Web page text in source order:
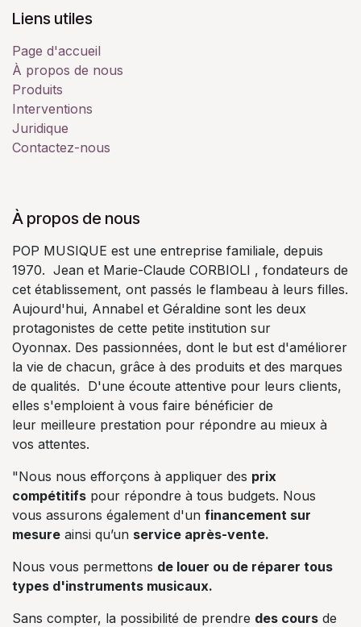
Liens utiles
Page d'accueil
À propos de nous
Produits
Interventions
Juridique
Contactez-nous
À propos de nous
POP MUSIQUE est une entreprise familiale, depuis
1970. Jean et Marie-Claude CORBIOLI , fondateurs de
cet établissement, ont passés le flambeau à leurs filles.
Aujourd'hui, Annabel et Géraldine sont les deux
protagonistes de cette petite institution sur
Oyonnax. Des passionnées, dont le but est d'améliorer
la vie de chacun, grâce à des produits et des marques
de qualités. D'une écoute attentive pour leurs clients,
elles s'emploient à vous faire bénéficier de
leur meilleure prestation pour répondre au mieux à
vos attentes.
"Nous nous efforçons à appliquer des prix
compétitifs pour répondre à tous budgets. Nous
vous assurons également d'un financement sur
mesure ainsi qu’un service après-vente.
Nous vous permettons de louer ou de réparer tous
types d'instruments musicaux.
Sans compter, la possibilité de prendre des cours de